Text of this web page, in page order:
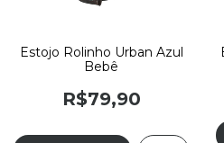
Estojo Rolinho Urban Azul
Bebê
R$79,90